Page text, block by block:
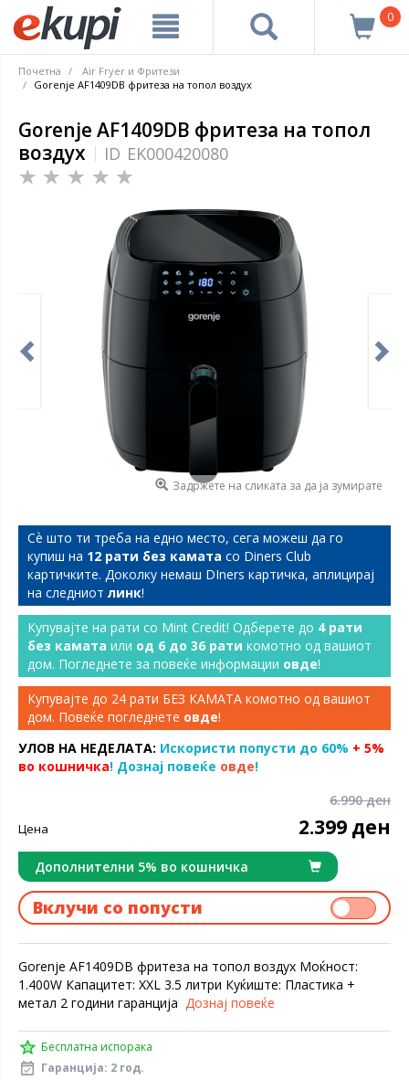
0
Почетна
Air Fryer и Фритези
Gorenje AF1409DB фритеза на топол воздух
Gorenje AF1409DB фритеза на топол
воздух
ID EK000420080
Задржете на сликата за да ја зумирате
Сѐ што ти треба на едно место, сега можеш да го
купиш на 12 рати без камата со Diners Club
картичките. Доколку немаш DIners картичка, аплицирај
на следниот линк!
Купувајте на рати со Mint Credit! Одберете до 4 рати
без камата или од 6 до 36 рати комотно од вашиот
дом. Погледнете за повеќе информации овде!
Купувајте до 24 рати БЕЗ КАМАТА комотно од вашиот
дом. Повеќе погледнете овде!
УЛОВ НА НЕДЕЛАТА: Искористи попусти до 60% + 5%
во кошничка! Дознај повеќе овде!
6.990 ден
Цена 2.399 ден
Дополнителни 5% во кошничка
Вклучи со попусти
Gorenje AF1409DB фритеза на топол воздух Моќност:
1.400W Капацитет: XXL 3.5 литри Куќиште: Пластика +
метал 2 години гаранција Дознај повеќе
Бесплатна испорака
Гаранција: 2 год.